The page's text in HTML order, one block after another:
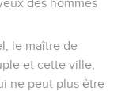
des hommes
le maître de
et cette ville,
ne peut plus être